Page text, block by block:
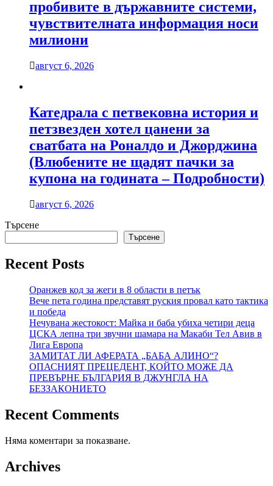
пробивите в държавните системи,
чувствителната информация носи
милиони
август 6, 2026
Катедрала с петвековна история и
петзвезден хотел цанени за
сватбата на Роналдо и Джорджина
(Влюбените не щадят пачки за
купона на годината – Подробности)
август 6, 2026
Търсене
Търсене
Recent Posts
Оранжев код за жеги в 8 области в петък
Вече пета година представят руския провал като тактика
и победа
Нечувана жестокост: Майка и баба убиха четири деца
ЦСКА лепна три звучни шамара на Макаби Тел Авив в
Лига Европа
ЗАМИТАТ ЛИ АФЕРАТА „БАБА АЛИНО“?
ОПАСНИЯТ ПРЕЦЕДЕНТ, КОЙТО МОЖЕ ДА
ПРЕВЪРНЕ БЪЛГАРИЯ В ДЖУНГЛА НА
БЕЗЗАКОНИЕТО
Recent Comments
Няма коментари за показване.
Archives